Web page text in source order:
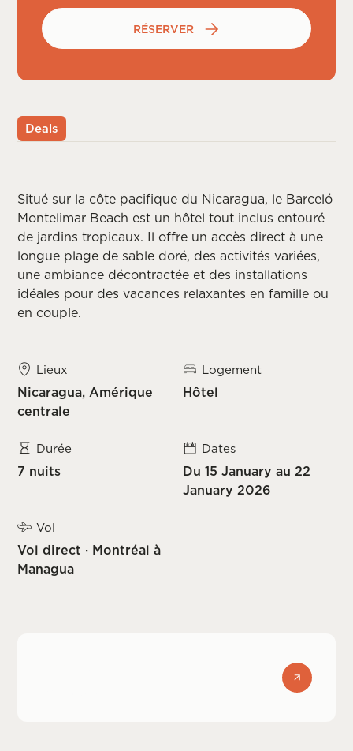
RÉSERVER
Deals
Situé sur la côte pacifique du Nicaragua, le Barceló
Montelimar Beach est un hôtel tout inclus entouré
de jardins tropicaux. Il offre un accès direct à une
longue plage de sable doré, des activités variées,
une ambiance décontractée et des installations
idéales pour des vacances relaxantes en famille ou
en couple.
Lieux
Nicaragua, Amérique
centrale
Logement
Hôtel
Durée
7 nuits
Dates
Du 15 January au 22
January 2026
Vol
Vol direct · Montréal à
Managua